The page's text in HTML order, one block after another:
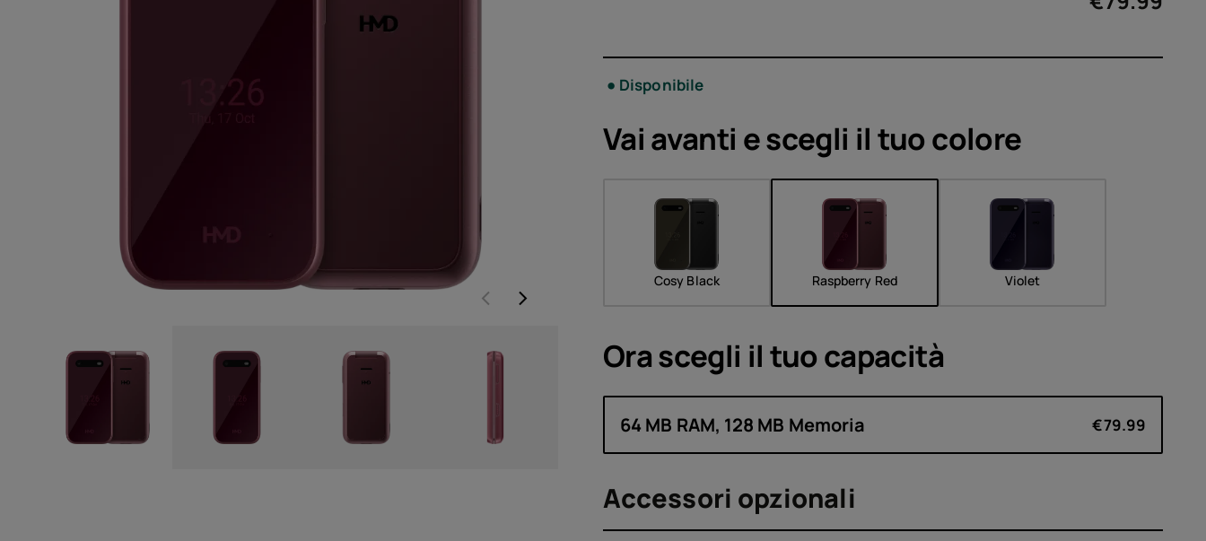
Offerte
Disponibile
Vai avanti e scegli il tuocolore
Cosy Black Raspberry Red Violet
Ora scegli il tuocapacità
64 MB RAM, 128 MB Memoria €79.99
Accessori opzionali